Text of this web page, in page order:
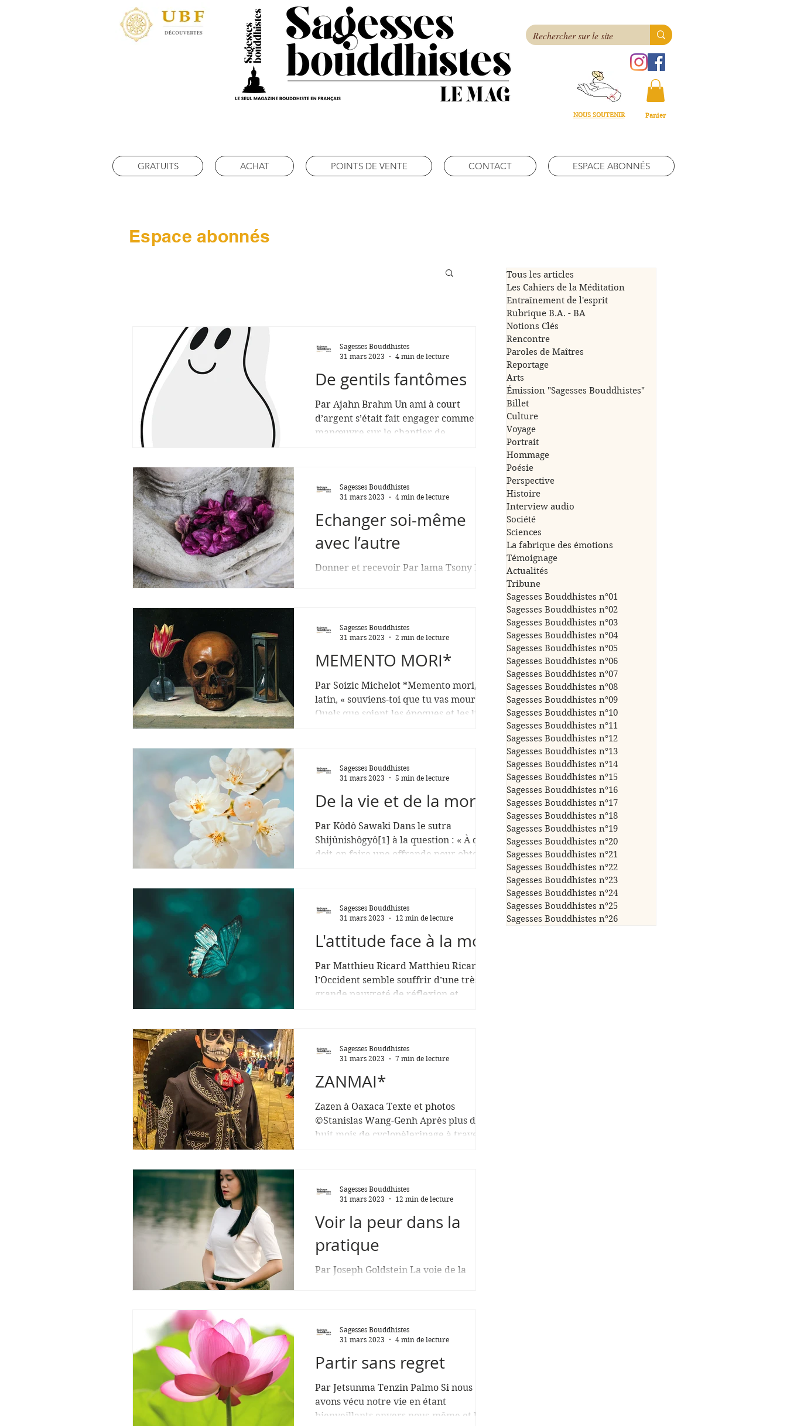
NOUS SOUTENIR Panier
GRATUITS ACHAT POINTS DE VENTE CONTACT ESPACE ABONNÉS
Espace abonnés
De gentils fantômes
Par Ajahn Brahm Un ami à court
d’argent s’était fait engager comme
manœuvre sur le chantier de
Sagesses Bouddhistes
31 mars 2023
4 min de lecture
Echanger soi-même
avec l’autre
Donner et recevoir Par lama Tsony Le 2
Sagesses Bouddhistes
31 mars 2023
4 min de lecture
MEMENTO MORI*
Par Soizic Michelot *Memento mori, en
latin, « souviens-toi que tu vas mourir ».
Quels que soient les époques et les lieux,
Sagesses Bouddhistes
31 mars 2023
2 min de lecture
De la vie et de la mort
Par Kôdô Sawaki Dans le sutra
Shijûnishôgyô[1] à la question : « À qui
doit-on faire une offrande pour obtenir
Sagesses Bouddhistes
31 mars 2023
5 min de lecture
L'attitude face à la mort
Par Matthieu Ricard Matthieu Ricard,
l’Occident semble souffrir d’une très
grande pauvreté de réflexion et
Sagesses Bouddhistes
31 mars 2023
12 min de lecture
ZANMAI*
Zazen à Oaxaca Texte et photos
©Stanislas Wang-Genh Après plus de
huit mois de cyclopèlerinage à travers
Sagesses Bouddhistes
31 mars 2023
7 min de lecture
Voir la peur dans la
pratique
Par Joseph Goldstein La voie de la
Sagesses Bouddhistes
31 mars 2023
12 min de lecture
Partir sans regret
Par Jetsunma Tenzin Palmo Si nous
avons vécu notre vie en étant
bienveillants envers nous-même et les
Sagesses Bouddhistes
31 mars 2023
4 min de lecture
Tous les articles
Les Cahiers de la Méditation
Entraînement de l'esprit
Rubrique B.A. - BA
Notions Clés
Rencontre
Paroles de Maîtres
Reportage
Arts
Émission "Sagesses Bouddhistes"
Billet
Culture
Voyage
Portrait
Hommage
Poésie
Perspective
Histoire
Interview audio
Société
Sciences
La fabrique des émotions
Témoignage
Actualités
Tribune
Sagesses Bouddhistes n°01
Sagesses Bouddhistes n°02
Sagesses Bouddhistes n°03
Sagesses Bouddhistes n°04
Sagesses Bouddhistes n°05
Sagesses Bouddhistes n°06
Sagesses Bouddhistes n°07
Sagesses Bouddhistes n°08
Sagesses Bouddhistes n°09
Sagesses Bouddhistes n°10
Sagesses Bouddhistes n°11
Sagesses Bouddhistes n°12
Sagesses Bouddhistes n°13
Sagesses Bouddhistes n°14
Sagesses Bouddhistes n°15
Sagesses Bouddhistes n°16
Sagesses Bouddhistes n°17
Sagesses Bouddhistes n°18
Sagesses Bouddhistes n°19
Sagesses Bouddhistes n°20
Sagesses Bouddhistes n°21
Sagesses Bouddhistes n°22
Sagesses Bouddhistes n°23
Sagesses Bouddhistes n°24
Sagesses Bouddhistes n°25
Sagesses Bouddhistes n°26